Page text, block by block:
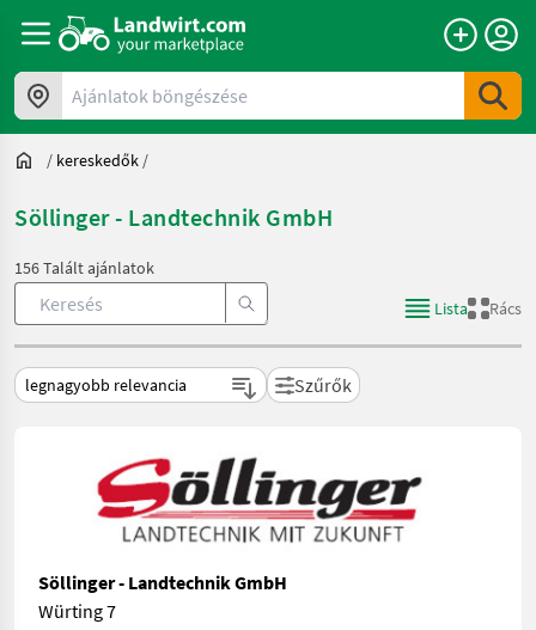
Ajánlatok böngészése
/ kereskedők /
Söllinger - Landtechnik GmbH
156 Talált ajánlatok
Lista
Rács
Szűrők
Söllinger - Landtechnik GmbH
Würting 7